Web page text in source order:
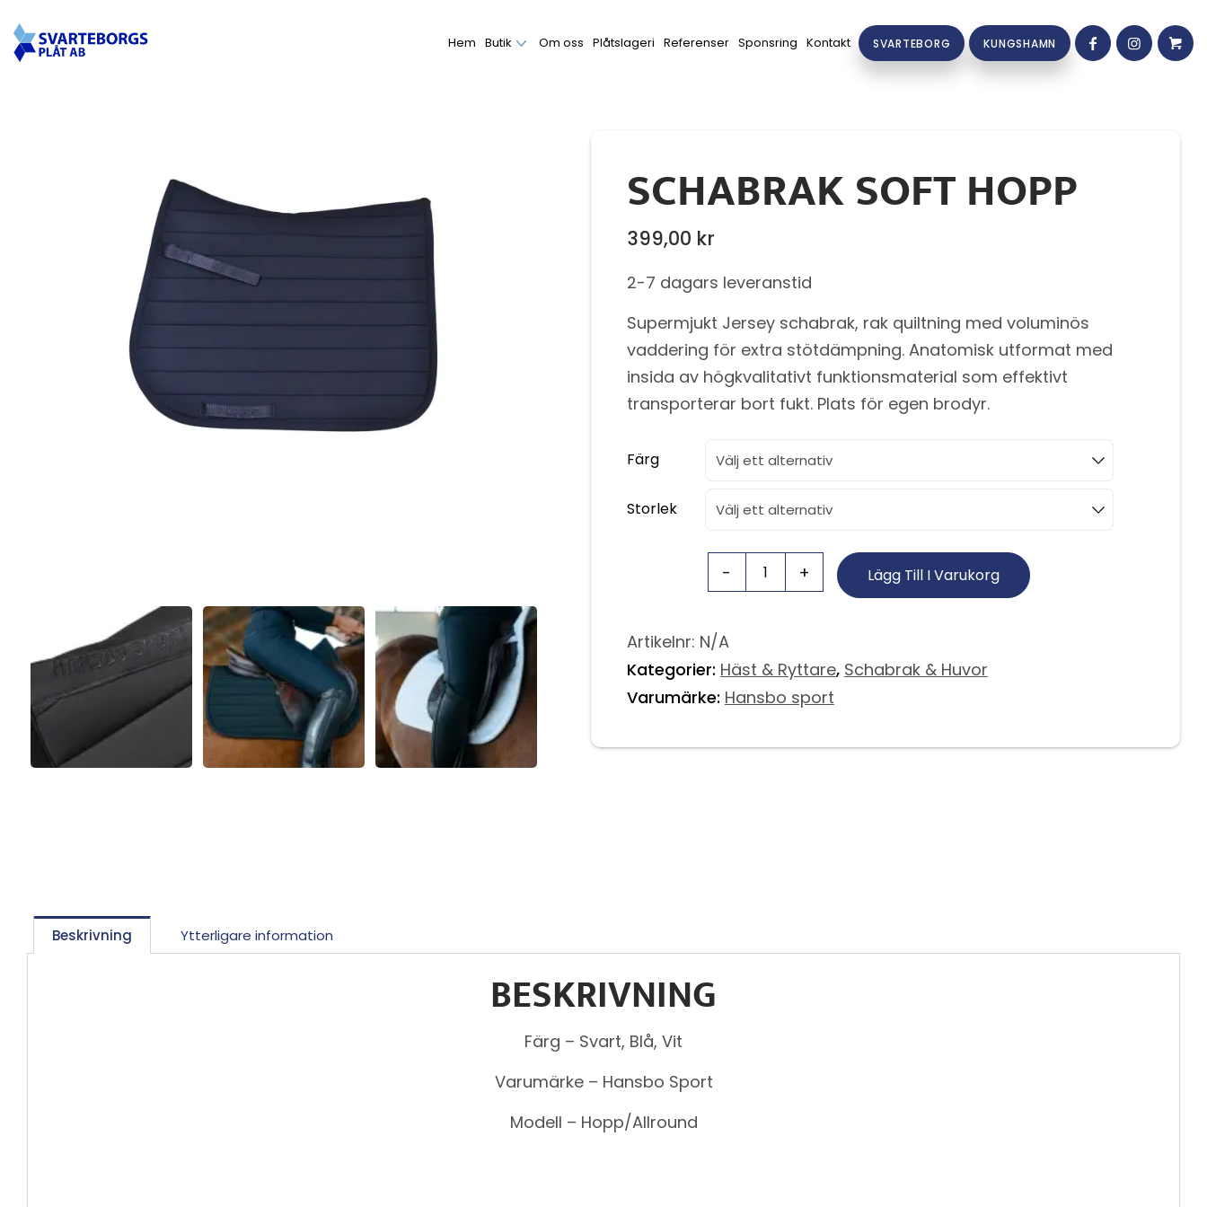
Hem Butik Om oss Plåtslageri Referenser Sponsring Kontakt SVARTEBORG KUNGSHAMN
SCHABRAK SOFT HOPP
399,00 kr
2-7 dagars leveranstid
Supermjukt Jersey schabrak, rak quiltning med voluminös
vaddering för extra stötdämpning. Anatomisk utformat med
insida av högkvalitativt funktionsmaterial som effektivt
transporterar bort fukt. Plats för egen brodyr.
Färg
Storlek
Lägg Till I Varukorg
Artikelnr: N/A
Kategorier: Häst & Ryttare, Schabrak & Huvor
Varumärke: Hansbo sport
Beskrivning Ytterligare information
BESKRIVNING
Färg – Svart, Blå, Vit
Varumärke – Hansbo Sport
Modell – Hopp/Allround